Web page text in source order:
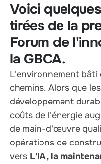
Voici
tirées de la
Forum de
la GBCA.
L'environnement bâti
chemins. Alors que
développement
coûts de l'énergie
de main-d'œuvre
opérations de
vers L'IA, la